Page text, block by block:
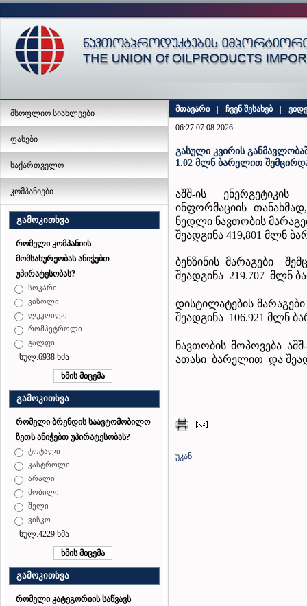
მსოფლიო სიახლეები
ფასები
საქართველო
კომპანიები
გამოკითხვა
რომელი კომპანიის
მომსახურეობას ანიჭებთ
უპირატესობას?
სოკარი
ვისოლი
ლუკოილი
რომპეტროლი
გალფი
სულ:6938 ხმა
გამოკითხვა
რომელი ბრენდის საავტომობილო
ზეთს ანიჭებთ უპირატესობას?
ტოტალი
კასტროლი
არალი
მობილი
შელი
ვისკო
სულ:4229 ხმა
გამოკითხვა
რომელი კატეგორიის საწვავს
მთავარი ჩვენ შესახებ
06:27 07.08.2026
გასული კვირის
1.02 მლნ ბარელით
აშშ-ის
ინფორმაციის
ნედლი ნავთობის
შეადგინა 419,801 მლნ
ბენზინის მარაგები
შეადგინა 219.707 მლნ
დისტილატების
შეადგინა 106.921 მლნ
ნავთობის მოპოვება
ათასი ბარელით და
უკან